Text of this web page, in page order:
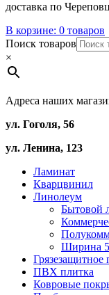
доставка по
В корзине: 0 товаров
Поиск товаров
×
Адреса наших
ул. Гоголя, 56
ул. Ленина, 123
Ламинат
Кварцвинил
Линолеум
Бытовой
Ширина 5
Грязезащитное
ПВХ плитка
Ковровые